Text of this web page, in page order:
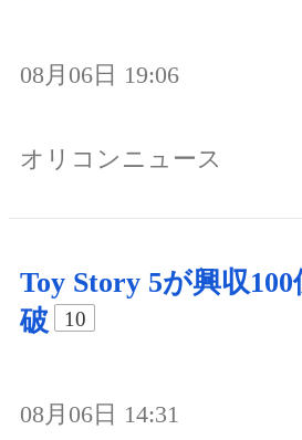
08月06日 19:06
オリコンニュース
Toy Story 5が興収
破
10
08月06日 14:31